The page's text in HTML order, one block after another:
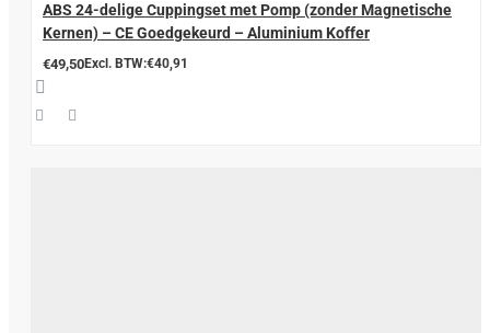
ABS 24-delige Cuppingset met Pomp (zonder Magnetische
Kernen) – CE Goedgekeurd – Aluminium Koffer
€49,50Excl. BTW:€40,91